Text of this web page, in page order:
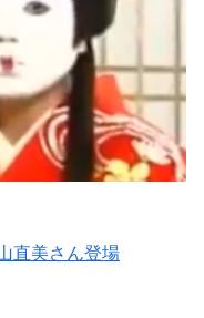
直美さん登場